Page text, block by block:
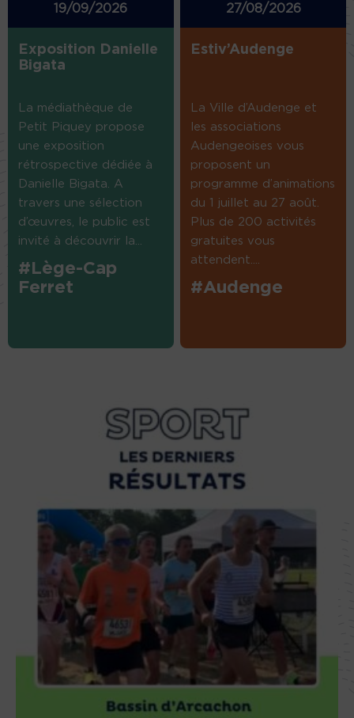
19/09/2026
Exposition Danielle
Bigata
La médiathèque de
Petit Piquey propose
une exposition
rétrospective dédiée à
Danielle Bigata. A
travers une sélection
d’œuvres, le public est
invité à découvrir la...
#Lège-Cap
Ferret
27/08/2026
Estiv’Audenge
La Ville d’Audenge et
les associations
Audengeoises vous
proposent un
programme d’animations
du 1 juillet au 27 août.
Plus de 200 activités
gratuites vous
attendent....
#Audenge